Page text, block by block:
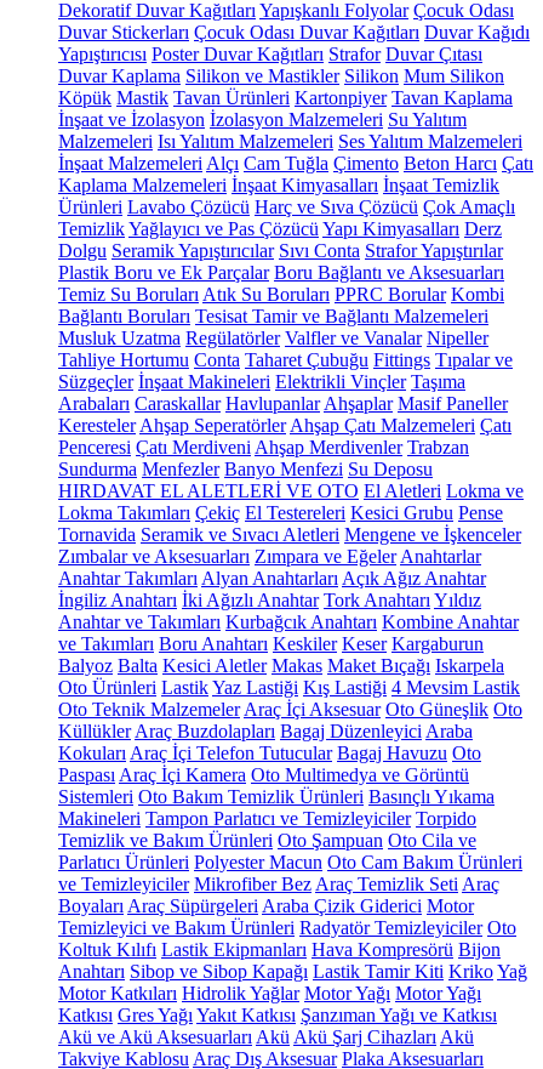
Dekoratif Duvar Kağıtları Yapışkanlı Folyolar Çocuk Odası
Duvar Stickerları Çocuk Odası Duvar Kağıtları Duvar Kağıdı
Yapıştırıcısı Poster Duvar Kağıtları Strafor Duvar Çıtası
Duvar Kaplama Silikon ve Mastikler Silikon Mum Silikon
Köpük Mastik Tavan Ürünleri Kartonpiyer Tavan Kaplama
İnşaat ve İzolasyon İzolasyon Malzemeleri Su Yalıtım
Malzemeleri Isı Yalıtım Malzemeleri Ses Yalıtım Malzemeleri
İnşaat Malzemeleri Alçı Cam Tuğla Çimento Beton Harcı Çatı
Kaplama Malzemeleri İnşaat Kimyasalları İnşaat Temizlik
Ürünleri Lavabo Çözücü Harç ve Sıva Çözücü Çok Amaçlı
TemizlikYağlayıcı ve Pas Çözücü Yapı Kimyasalları Derz
Dolgu Seramik Yapıştırıcılar Sıvı Conta Strafor Yapıştırılar
Plastik Boru ve Ek Parçalar Boru Bağlantı ve Aksesuarları
Temiz Su Boruları Atık Su Boruları PPRC Borular Kombi
Bağlantı Boruları Tesisat Tamir ve Bağlantı Malzemeleri
Musluk Uzatma Regülatörler Valfler ve Vanalar Nipeller
Tahliye Hortumu Conta Taharet Çubuğu Fittings Tıpalar ve
Süzgeçler İnşaat Makineleri Elektrikli Vinçler Taşıma
Arabaları Caraskallar Havlupanlar Ahşaplar Masif Paneller
Keresteler Ahşap Seperatörler Ahşap Çatı Malzemeleri Çatı
Penceresi Çatı Merdiveni Ahşap Merdivenler Trabzan
Sundurma Menfezler Banyo Menfezi Su Deposu
HIRDAVAT EL ALETLERİ VE OTO El Aletleri Lokma ve
Lokma Takımları Çekiç El Testereleri Kesici Grubu Pense
Tornavida Seramik ve Sıvacı Aletleri Mengene ve İşkenceler
Zımbalar ve Aksesuarları Zımpara ve Eğeler Anahtarlar
Anahtar Takımları Alyan Anahtarları Açık Ağız Anahtar
İngiliz Anahtarı İki Ağızlı Anahtar Tork Anahtarı Yıldız
Anahtar ve Takımları Kurbağcık Anahtarı Kombine Anahtar
ve Takımları Boru Anahtarı Keskiler Keser Kargaburun
Balyoz Balta Kesici Aletler Makas Maket Bıçağı Iskarpela
Oto Ürünleri LastikYaz Lastiği Kış Lastiği 4 Mevsim Lastik
Oto Teknik Malzemeler Araç İçi Aksesuar Oto Güneşlik Oto
Küllükler Araç Buzdolapları Bagaj Düzenleyici Araba
Kokuları Araç İçi Telefon Tutucular Bagaj Havuzu Oto
Paspası Araç İçi Kamera Oto Multimedya ve Görüntü
Sistemleri Oto Bakım Temizlik Ürünleri Basınçlı Yıkama
Makineleri Tampon Parlatıcı ve Temizleyiciler Torpido
Temizlik ve Bakım Ürünleri Oto Şampuan Oto Cila ve
Parlatıcı Ürünleri Polyester Macun Oto Cam Bakım Ürünleri
ve Temizleyiciler Mikrofiber Bez Araç Temizlik Seti Araç
Boyaları Araç Süpürgeleri Araba Çizik Giderici Motor
Temizleyici ve Bakım Ürünleri Radyatör Temizleyiciler Oto
Koltuk Kılıfı Lastik Ekipmanları Hava Kompresörü Bijon
Anahtarı Sibop ve Sibop Kapağı Lastik Tamir Kiti KrikoYağ
Motor Katkıları Hidrolik Yağlar Motor Yağı Motor Yağı
Katkısı Gres Yağı Yakıt Katkısı Şanzıman Yağı ve Katkısı
Akü ve Akü Aksesuarları Akü Akü Şarj Cihazları Akü
Takviye Kablosu Araç Dış Aksesuar Plaka Aksesuarları